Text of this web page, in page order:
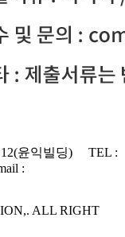
12(윤익빌딩) TEL :
:
ALL RIGHT